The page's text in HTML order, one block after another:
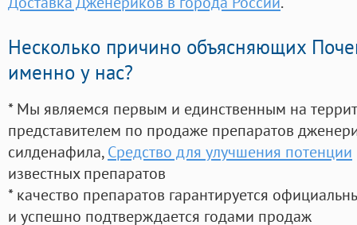
Несколько причино объясняющих
именно у нас?
* Мы являемся первым и единственным на
представителем по продаже препаратов
силденафила, Средство для улучшения потенции
известных препаратов
* качество препаратов гарантируется
и успешно подтверждается годами продаж